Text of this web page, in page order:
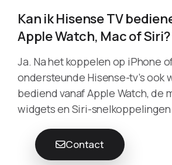
Kan ik Hisense TV
Apple Watch, Mac of Siri?
Ja. Na het koppelen op iPhone
ondersteunde Hisense-tv’s ook
bediend vanaf Apple Watch, de
widgets en Siri-snelkoppelingen
Contact